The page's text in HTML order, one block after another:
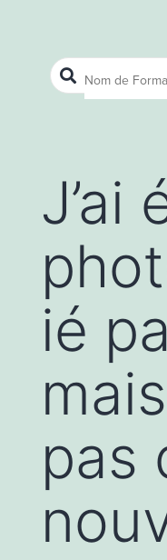
J’ai
ié
pas